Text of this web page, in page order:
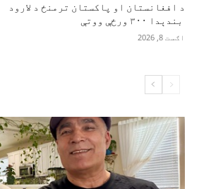
د افغانستان او پاکستان ترمنځ د لارود
بندېدا ۳۰۰ ورځې ووتې
اګست 8, 2026